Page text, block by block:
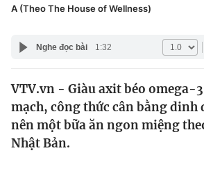
Pháp luật
Thế giới
Tin tức
Y tế
Công nghệ
A (Theo The House of Wellness)
Nghe đọc bài 1:32
VTV.vn - Giàu axit béo omega-
mạch, công thức cân bằng dinh
nên một bữa ăn ngon miệng
Nhật Bản.